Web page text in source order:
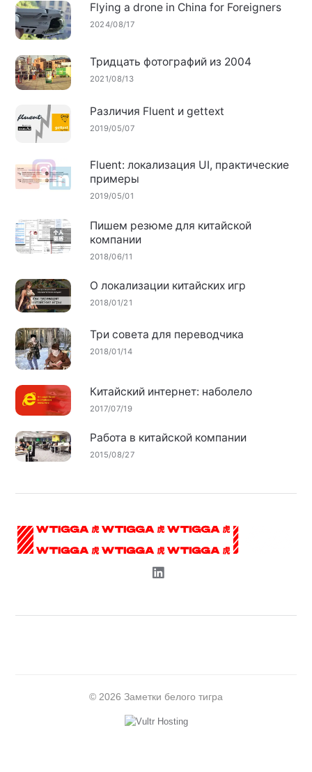
Flying a drone in China for Foreigners
2024/08/17
Тридцать фотографий из 2004
2021/08/13
Различия Fluent и gettext
2019/05/07
Fluent: локализация UI, практические
примеры
2019/05/01
Пишем резюме для китайской
компании
2018/06/11
О локализации китайских игр
2018/01/21
Три совета для переводчика
2018/01/14
Китайский интернет: наболело
2017/07/19
Работа в китайской компании
2015/08/27
© 2026 Заметки белого тигра